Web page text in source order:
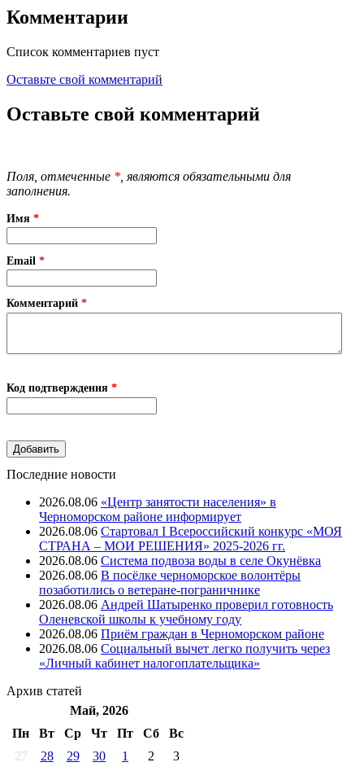
Комментарии
Список комментариев пуст
Оставьте свой комментарий
Оставьте свой комментарий
Поля, отмеченные * , являются обязательными для
заполнения.
Имя *
Email *
Комментарий *
Код подтверждения *
Последние новости
2026.08.06 «Центр занятости населения» в
Черноморском районе информирует
2026.08.06 Стартовал I Всероссийский конкурс «МОЯ
СТРАНА – МОИ РЕШЕНИЯ» 2025-2026 гг.
2026.08.06 Система подвоза воды в селе Окунёвка
2026.08.06 В посёлке черноморское волонтёры
позаботились о ветеране-пограничнике
2026.08.06 Андрей Шатыренко проверил готовность
Оленевской школы к учебному году
2026.08.06 Приём граждан в Черноморском районе
2026.08.06 Социальный вычет легко получить через
«Личный кабинет налогоплательщика»
Архив статей
Май, 2026
Пн
Вт Ср Чт Пт Cб
Вс
27
28 29 30 1 2
3